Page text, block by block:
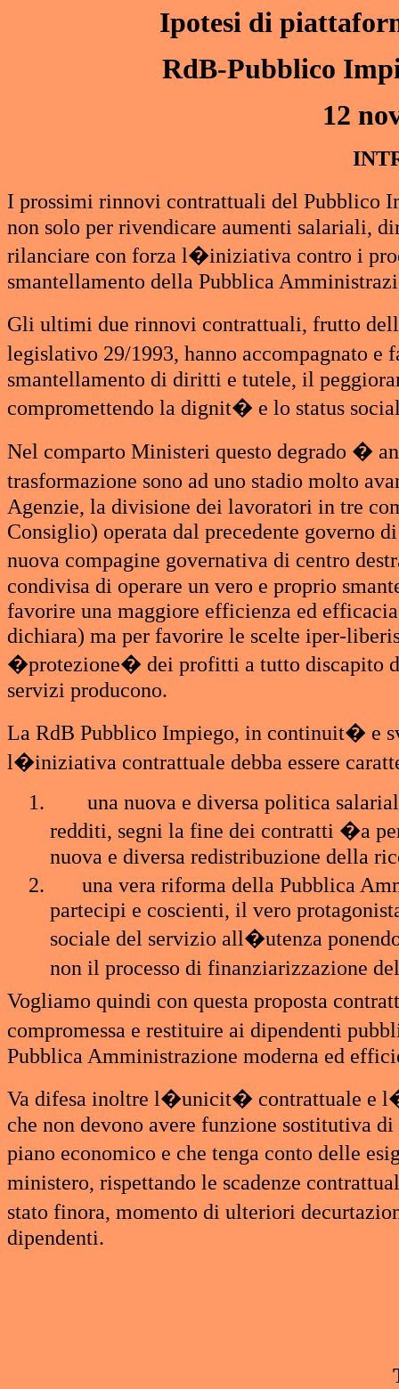
Ipotesi di
RdB-Pubblico
12
I prossimi rinnovi contrattuali del Pubblico
non solo per rivendicare aumenti salariali,
rilanciare con forza l�iniziativa contro i
smantellamento della Pubblica
Gli ultimi due rinnovi contrattuali, frutto
legislativo 29/1993, hanno accompagnato
smantellamento di diritti e tutele, il
compromettendo la dignit� e lo status
Nel comparto Ministeri questo degrado �
trasformazione sono ad uno stadio molto
Agenzie, la divisione dei lavoratori in tre
Consiglio) operata dal precedente governo
nuova compagine governativa di centro
condivisa di operare un vero e proprio
favorire una maggiore efficienza ed
dichiara) ma per favorire le scelte iper-
�protezione� dei profitti a tutto discapito
servizi producono.
La RdB Pubblico Impiego, in continuit� e
l�iniziativa contrattuale debba essere
1.
una nuova e diversa politica
redditi, segni la fine dei contratti �a
nuova e diversa redistribuzione della
2.
una vera riforma della Pubblica
partecipi e coscienti, il vero
sociale del servizio all�utenza
non il processo di finanziarizzazione
Vogliamo quindi con questa proposta
compromessa e restituire ai dipendenti
Pubblica Amministrazione moderna ed
Va difesa inoltre l�unicit� contrattuale e
che non devono avere funzione sostitutiva
piano economico e che tenga conto delle
ministero, rispettando le scadenze
stato finora, momento di ulteriori
dipendenti.